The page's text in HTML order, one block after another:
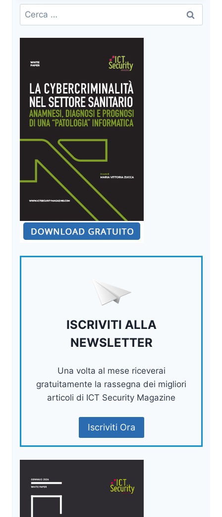
DI
IN
EVOLUZIONE:
STANDARD
PCI
DSS
Ricerca
per:
ISCRIVITI ALLA
NEWSLETTER
Una volta al mese riceverai
gratuitamente la rassegna dei migliori
articoli di ICT Security Magazine
Iscriviti Ora